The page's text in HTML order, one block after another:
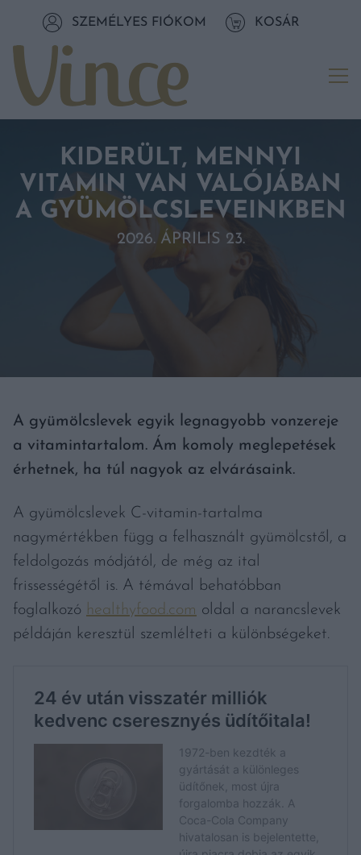
Tovább a tartalomhozSZEMÉLYES FIÓKOM KOSÁR
KIDERÜLT, MENNYI
VITAMIN VAN VALÓJÁBAN
A GYÜMÖLCSLEVEINKBEN
2026. ÁPRILIS 23.
A gyümölcslevek egyik legnagyobb vonzereje
a vitamintartalom. Ám komoly meglepetések
érhetnek, ha túl nagyok az elvárásaink.
A gyümölcslevek C-vitamin-tartalma
nagymértékben függ a felhasznált gyümölcstől, a
feldolgozás módjától, de még az ital
frissességétől is. A témával behatóbban
foglalkozó healthyfood.com oldal a narancslevek
példáján keresztül szemlélteti a különbségeket.